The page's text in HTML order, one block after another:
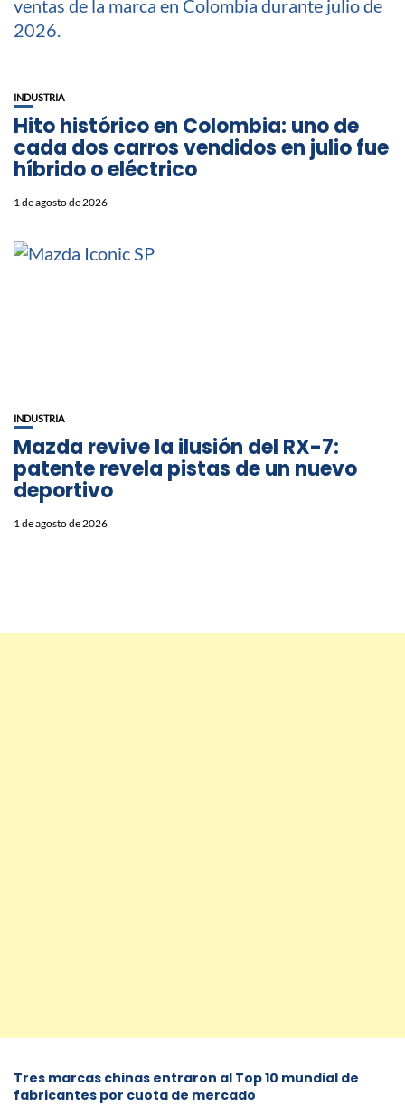
INDUSTRIA
Hito histórico en Colombia: uno de
cada dos carros vendidos en julio fue
híbrido o eléctrico
1 de agosto de 2026
INDUSTRIA
Mazda revive la ilusión del RX-7:
patente revela pistas de un nuevo
deportivo
1 de agosto de 2026
Tres marcas chinas entraron al Top 10 mundial de
fabricantes por cuota de mercado